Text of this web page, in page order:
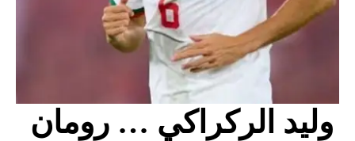
وليد الركراكي … رومان